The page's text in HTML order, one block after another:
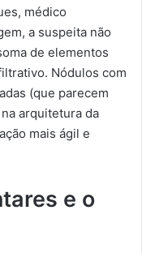
médico
a suspeita não
de elementos
Nódulos com
(que parecem
arquitetura da
mais ágil e
e o